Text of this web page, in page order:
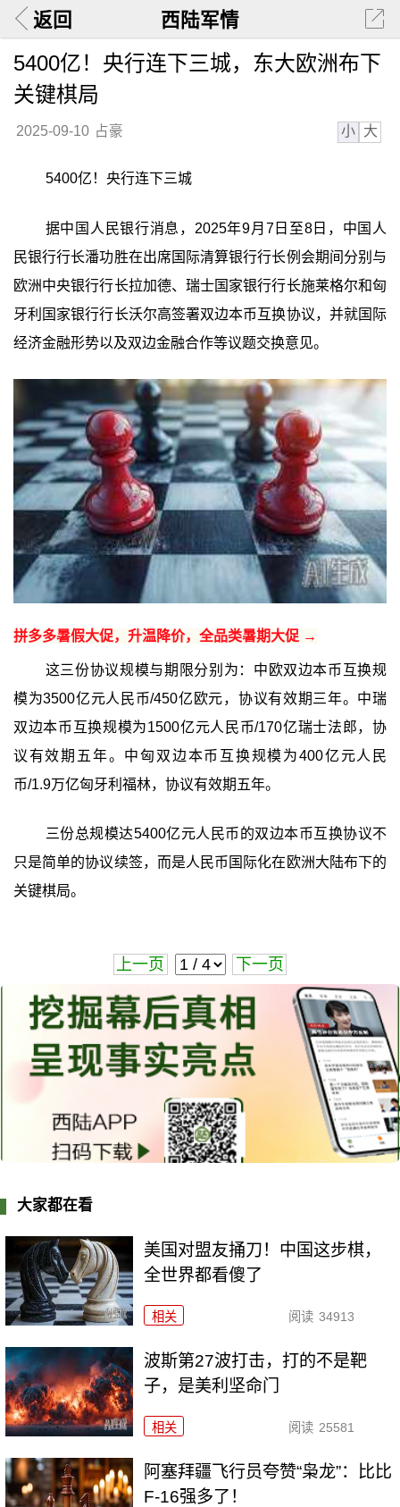
返回 西陆军情
5400亿！央行连下三城，东大欧洲布下
关键棋局
2025-09-10 占豪 小 大
5400亿！央行连下三城
据中国人民银行消息，2025年9月7日至8日，中国人
民银行行长潘功胜在出席国际清算银行行长例会期间分别与
欧洲中央银行行长拉加德、瑞士国家银行行长施莱格尔和匈
牙利国家银行行长沃尔高签署双边本币互换协议，并就国际
经济金融形势以及双边金融合作等议题交换意见。
拼多多暑假大促，升温降价，全品类暑期大促 →
这三份协议规模与期限分别为：中欧双边本币互换规
模为3500亿元人民币/450亿欧元，协议有效期三年。中瑞
双边本币互换规模为1500亿元人民币/170亿瑞士法郎，协
议有效期五年。中匈双边本币互换规模为400亿元人民
币/1.9万亿匈牙利福林，协议有效期五年。
三份总规模达5400亿元人民币的双边本币互换协议不
只是简单的协议续签，而是人民币国际化在欧洲大陆布下的
关键棋局。
上一页 下一页
大家都在看
美国对盟友捅刀！中国这步棋，
全世界都看傻了
相关 阅读 34913
波斯第27波打击，打的不是靶
子，是美利坚命门
相关 阅读 25581
阿塞拜疆飞行员夸赞“枭龙”：比比
F-16强多了！